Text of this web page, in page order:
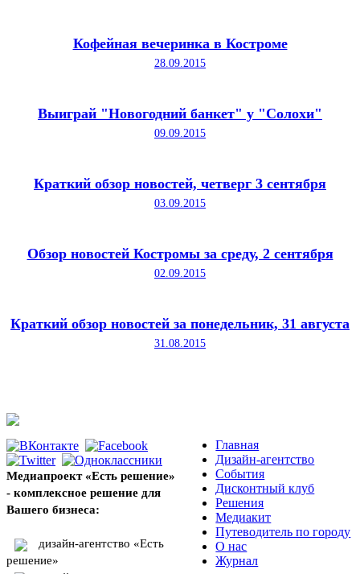
Кофейная вечеринка в Костроме
28.09.2015
Выиграй "Новогодний банкет" у "Солохи"
09.09.2015
Краткий обзор новостей, четверг 3 сентября
03.09.2015
Обзор новостей Костромы за среду, 2 сентября
02.09.2015
Краткий обзор новостей за понедельник, 31 августа
31.08.2015
Медиапроект «Есть решение»
- комплексное решение для
Вашего бизнеса:
дизайн-агентство «Есть
решение»
Главная
Дизайн-агентство
События
Дисконтный клуб
Решения
Медиакит
Путеводитель по городу
О нас
Журнал